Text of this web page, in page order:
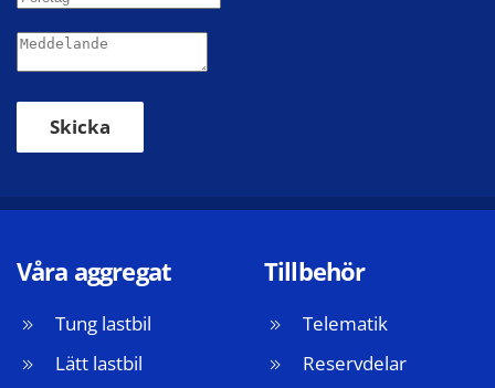
Skicka
Våra aggregat
Tung lastbil
Lätt lastbil
Tillbehör
Telematik
Reservdelar